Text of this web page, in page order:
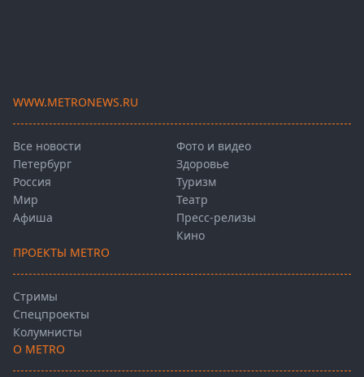
WWW.METRONEWS.RU
Все новости
Петербург
Россия
Мир
Афиша
Фото и видео
Здоровье
Туризм
Театр
Пресс-релизы
Кино
ПРОЕКТЫ METRO
Стримы
Спецпроекты
Колумнисты
О METRO